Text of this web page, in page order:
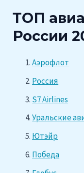
ТОП
России
Аэрофлот
Россия
S7 Airlines
Уральские
Ютэйр
Победа